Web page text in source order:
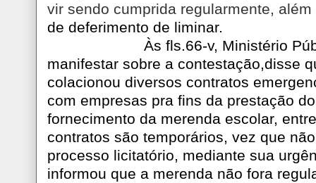
vir sendo cumprida regularmente,
de deferimento de liminar.
Às fls.66-v, Ministério
manifestar sobre a contestação,disse
colacionou diversos contratos
com empresas pra fins da prestação
fornecimento da merenda escolar,
contratos são temporários, vez que
processo licitatório, mediante sua
informou que a merenda não fora